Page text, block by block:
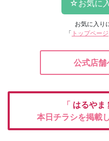
お気に入り
「 トップページ
公式店舗
「 はるやま
本日チラシを掲載